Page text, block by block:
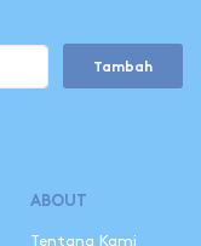
Tambah
ABOUT
Tentang Kami